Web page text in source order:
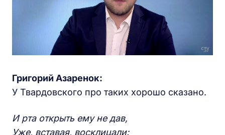
Григорий Азаренок:
У Твардовского про таких хорошо сказано.
И рта открыть ему не дав,
Уже, вставая, восклицали: